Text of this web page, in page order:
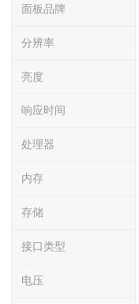
面板品牌
分辨率
亮度
响应时间
处理器
内存
存储
接口类型
电压